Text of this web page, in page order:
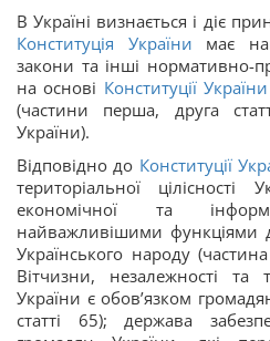
В Україні визнається і діє
Конституція України має
закони та інші нормативно-
на основі Конституції України
(частини перша, друга
України).
Відповідно до Конституції
територіальної цілісності
економічної та
найважливішими функціями
Українського народу
Вітчизни, незалежності та
України є обов’язком
статті 65); держава